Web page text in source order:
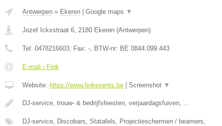
Antwerpen » Ekeren Google maps ▼
Jozef Ickxstraat 6 2180 Ekeren (Antwerpen)
Tel: 0478216603 , Fax: - , BTW-nr: BE 0844.099.443
E-mail › Fink
Website: https://www.finkevents.be Screenshot ▼
DJ-service, trouw- & bedrijfsfeesten, verjaardagsfuiven, ...
DJ-service, Discobars, Statafels, Projectieschermen / beamers,